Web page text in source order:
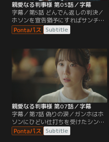
親愛なる判事様 第05話／字幕
字幕／第5話 どんでん返しの判決／
ホソンを宣告猶予にすればサンチョ
ルがオソングループから莫大な報酬
をもらえると知って腹を立てたガン
決に激高したホソン。サンチョル
は、拘束を免れるために倒れたふり
をするよう促す。
Subtitle
親愛なる判事様 第07話／字幕
字幕／第7話 偽りの涙／ガンホはホ
ソンにひどい仕打ちを受けたシン班
長を見捨てられず、ハニョングルー
プからもらった報酬の半分を彼の家
Subtitle